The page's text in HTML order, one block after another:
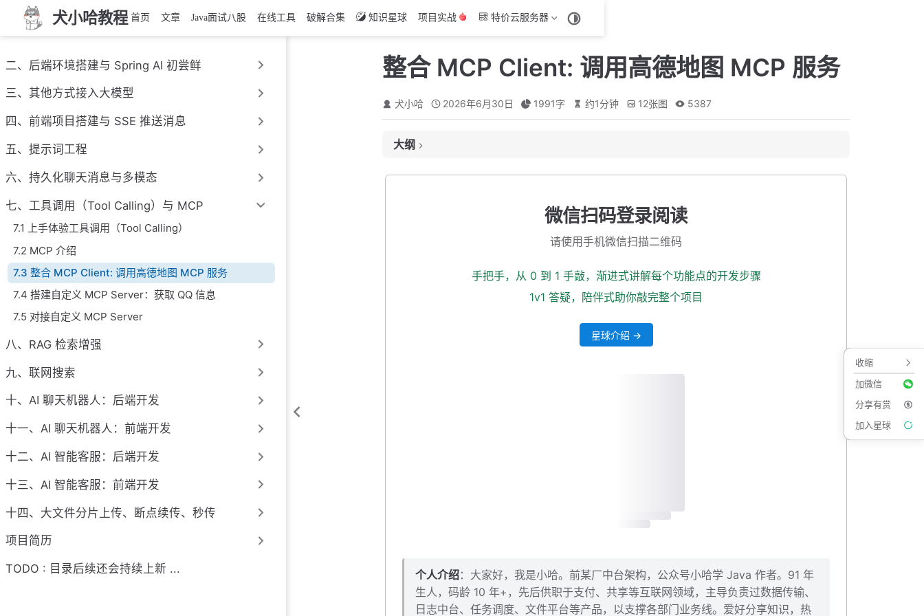
犬小哈教程 首页 文章 Java面试八股 在线工具 破解合集 知识星球 项目实战 特价云服务器
二、后端环境搭建与 Spring AI 初尝鲜
三、其他方式接入大模型
四、前端项目搭建与 SSE 推送消息
五、提示词工程
六、持久化聊天消息与多模态
七、工具调用（Tool Calling）与 MCP
7.1 上手体验工具调用（Tool Calling）
7.2 MCP 介绍
7.3 整合 MCP Client: 调用高德地图 MCP 服务
7.4 搭建自定义 MCP Server：获取 QQ 信息
7.5 对接自定义 MCP Server
八、RAG 检索增强
九、联网搜索
十、AI 聊天机器人：后端开发
十一、AI 聊天机器人：前端开发
十二、AI 智能客服：后端开发
十三、AI 智能客服：前端开发
十四、大文件分片上传、断点续传、秒传
项目简历
TODO : 目录后续还会持续上新 ...
整合 MCP Client: 调用高德地图 MCP 服务
犬小哈 2026年6月30日 1991字 约1分钟 12张图 5387
大纲
微信扫码登录阅读
请使用手机微信扫描二维码
手把手，从 0 到 1 手敲，渐进式讲解每个功能点的开发步骤
1v1 答疑，陪伴式助你敲完整个项目
星球介绍 →
个人介绍：大家好，我是小哈。前某厂中台架构，公众号小哈学 Java 作者。91 年
生人，码龄 10 年+，先后供职于支付、共享等互联网领域，主导负责过数据传输、
日志中台、任务调度、文件平台等产品，以支撑各部门业务线。爱好分享知识，热
收缩
加微信
分享有赏
加入星球